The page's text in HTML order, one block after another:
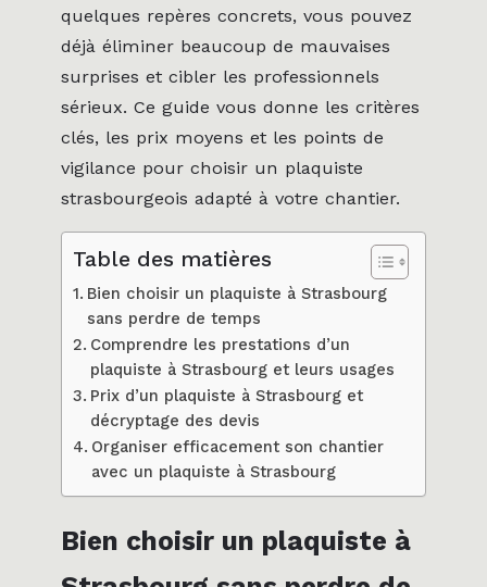
quelques repères concrets, vous pouvez
déjà éliminer beaucoup de mauvaises
surprises et cibler les professionnels
sérieux. Ce guide vous donne les critères
clés, les prix moyens et les points de
vigilance pour choisir un plaquiste
strasbourgeois adapté à votre chantier.
Table des matières
Bien choisir un plaquiste à Strasbourg
sans perdre de temps
Comprendre les prestations d’un
plaquiste à Strasbourg et leurs usages
Prix d’un plaquiste à Strasbourg et
décryptage des devis
Organiser efficacement son chantier
avec un plaquiste à Strasbourg
Bien choisir un plaquiste à